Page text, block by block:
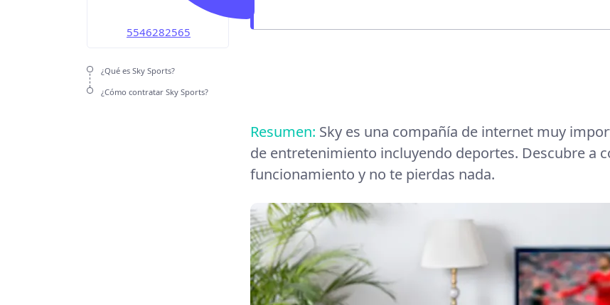
Weex
5546282565
¿Qué es Sky Sports?
¿Cómo contratar Sky Sports?
Resumen: Sky es una compañía de internet muy
de entretenimiento incluyendo deportes. Descubre a
funcionamiento y no te pierdas nada.